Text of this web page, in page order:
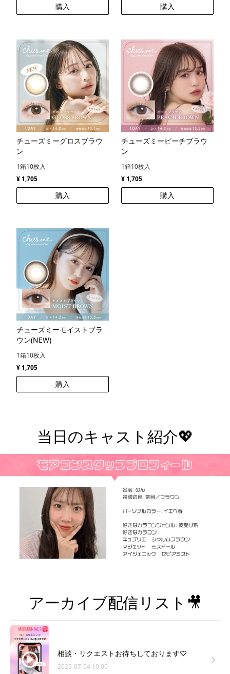
購入 購入
チューズミーグロスブラウ
ン
1箱10枚入
¥ 1,705
購入
チューズミーピーチブラウ
ン
1箱10枚入
¥ 1,705
購入
チューズミーモイストブラ
ウン(NEW)
1箱10枚入
¥ 1,705
購入
当日のキャスト紹介💖
アーカイブ配信リスト🎥
相談・リクエストお待ちしております♡
2025-07-04 10:00